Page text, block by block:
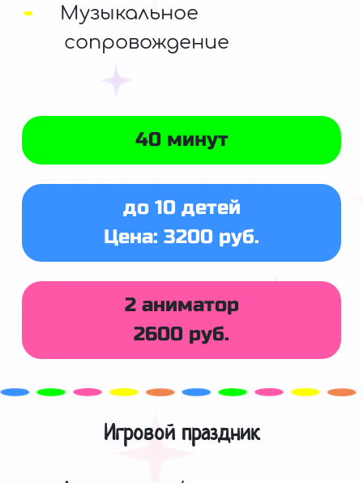
Музыкальное
сопровождение
40 минут
до 10 детей
Цена: 3200 руб.
2 аниматор
2600 руб.
Игровой праздник